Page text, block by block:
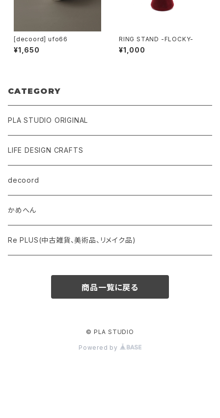
[decoord] ufo66
¥1,650
RING STAND -FLOCKY-
¥1,000
CATEGORY
PLA STUDIO ORIGINAL
LIFE DESIGN CRAFTS
decoord
かめへん
Re PLUS(中古雑貨、美術品、リメイク品)
商品一覧に戻る
© PLA STUDIO
Powered by